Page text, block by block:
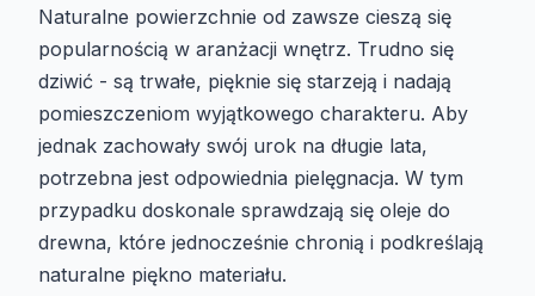
Naturalne powierzchnie od zawsze cieszą się
popularnością w aranżacji wnętrz. Trudno się
dziwić - są trwałe, pięknie się starzeją i nadają
pomieszczeniom wyjątkowego charakteru. Aby
jednak zachowały swój urok na długie lata,
potrzebna jest odpowiednia pielęgnacja. W tym
przypadku doskonale sprawdzają się oleje do
drewna, które jednocześnie chronią i podkreślają
naturalne piękno materiału.